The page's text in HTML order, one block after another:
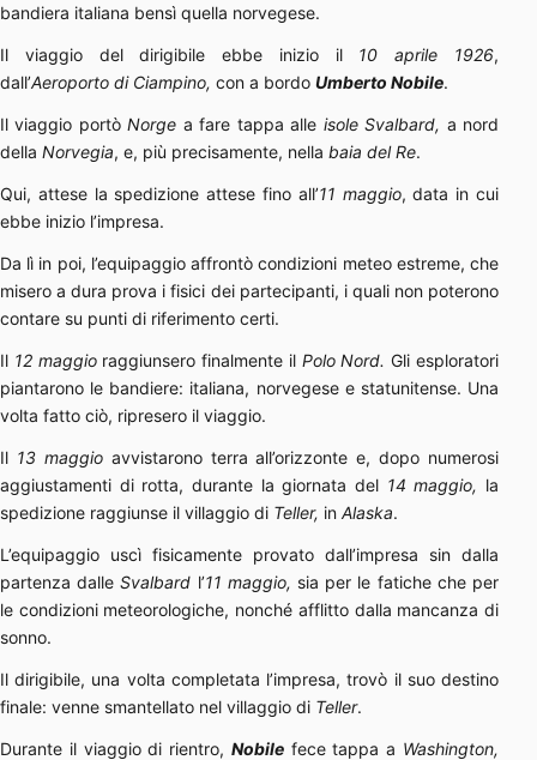
bandiera italiana bensì quella norvegese.
Il viaggio del dirigibile ebbe inizio il 10 aprile 1926,
dall’Aeroporto di Ciampino, con a bordo Umberto Nobile.
Il viaggio portòNorge a fare tappa alle isole Svalbard, a nord
della Norvegia, e, più precisamente, nella baia del Re.
Qui, attese la spedizione attese fino all’11 maggio, data in cui
ebbe inizio l’impresa.
Da lì in poi, l’equipaggio affrontò condizioni meteo estreme, che
misero a dura prova i fisici dei partecipanti, i quali non poterono
contare su punti di riferimento certi.
Il 12 maggioraggiunsero finalmente il Polo Nord.Gli esploratori
piantarono le bandiere: italiana, norvegese e statunitense. Una
volta fatto ciò, ripresero il viaggio.
Il 13 maggioavvistarono terra all’orizzonte e, dopo numerosi
aggiustamenti di rotta, durante la giornata del 14 maggio, la
spedizione raggiunse il villaggio di Teller, in Alaska.
L’equipaggio uscì fisicamente provato dall’impresa sin dalla
partenza dalleSvalbard l’11 maggio, sia per le fatiche che per
le condizioni meteorologiche, nonché afflitto dalla mancanza di
sonno.
Il dirigibile, una volta completata l’impresa, trovò il suo destino
finale: venne smantellato nel villaggio di Teller.
Durante il viaggio di rientro, Nobilefece tappa a Washington,